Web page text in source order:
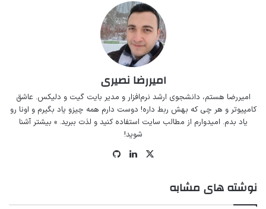
امیررضا نصیری
امیررضا هستم، دانشجوی ارشد نرم‌افزار و مدیر بایت گیت و دلیکس. عاشق
کامپیوتر و هر چی که بهش ربط داره! دوست دارم همه چیزو یاد بگیرم و اونا رو
یاد بدم. امیدوارم از مطالب سایت استفاده کنید و لذت ببرید.» بیشتر آشنا
شوید!
ایکس لینکداین
نوشته های مشابه